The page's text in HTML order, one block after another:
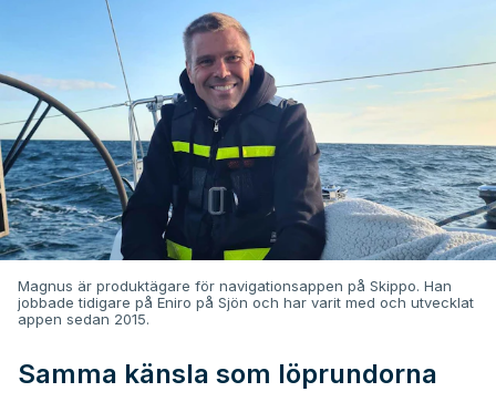
Magnus är produktägare för navigationsappen på Skippo. Han
jobbade tidigare på Eniro på Sjön och har varit med och utvecklat
appen sedan 2015.
Samma känsla som löprundorna